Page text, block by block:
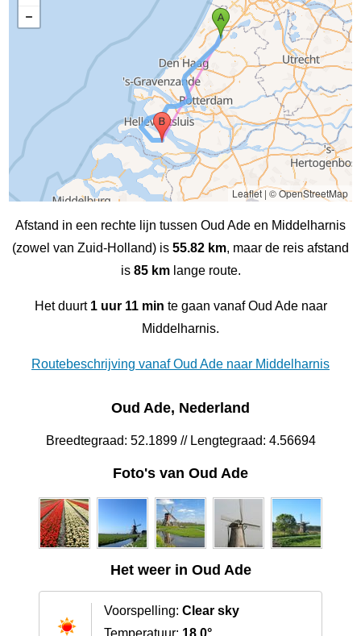
Leaflet| © OpenStreetMap
Afstand in een rechte lijn tussen Oud Ade en Middelharnis
(zowel van Zuid-Holland) is 55.82 km, maar de reis afstand
is 85 kmlange route.
Het duurt 1 uur 11 min te gaan vanaf Oud Ade naar
Middelharnis.
Routebeschrijving vanaf Oud Ade naar Middelharnis
Oud Ade, Nederland
Breedtegraad: 52.1899 // Lengtegraad: 4.56694
Foto's van Oud Ade
Het weer in Oud Ade
Voorspelling: Clear sky